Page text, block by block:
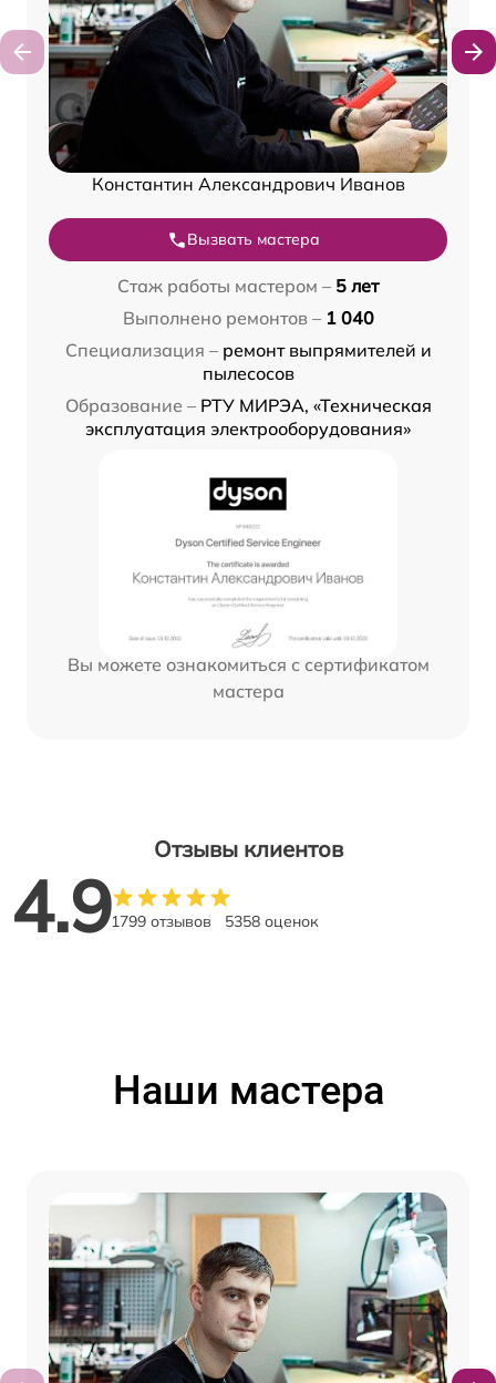
Константин Александрович Иванов
Вызвать мастера
Стаж работы мастером – 5 лет
Выполнено ремонтов – 1 040
Специализация – ремонт выпрямителей и
пылесосов
Образование – РТУ МИРЭА, «Техническая
эксплуатация электрооборудования»
Вы можете ознакомиться с сертификатом
мастера
Отзывы клиентов
4.91799 отзывов 5358 оценок
Наши мастера